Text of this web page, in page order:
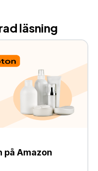
läsning
på Amazon